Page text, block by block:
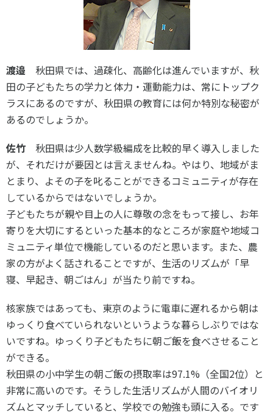
個人情報保護方針
ソーシャルメディア運営方針
自治体との連携
各教育機関との連携
スポーツ振興団体との連携
【動画】スポーツでアクティブなまちづくり
SPORT POLICY INCUBATOR ―スポーツ政策の『卵』 ―
Sport Topics
スポーツ 歴史の検証
スポーツ辞典
SSF BOOKS
渡邉 秋田県では、過疎化、高齢化は進んでいますが、秋
田の子どもたちの学力と体力・運動能力は、常にトップク
ラスにあるのですが、秋田県の教育には何か特別な秘密が
あるのでしょうか。
佐竹 秋田県は少人数学級編成を比較的早く導入しました
が、それだけが要因とは言えませんね。やはり、地域がま
とまり、よその子を叱ることができるコミュニティが存在
しているからではないでしょうか。
子どもたちが親や目上の人に尊敬の念をもって接し、お年
寄りを大切にするといった基本的なところが家庭や地域コ
ミュニティ単位で機能しているのだと思います。また、農
家の方がよく話されることですが、生活のリズムが「早
寝、早起き、朝ごはん」が当たり前ですね。
核家族ではあっても、東京のように電車に遅れるから朝は
ゆっくり食べていられないというような暮らしぶりではな
いですね。ゆっくり子どもたちに朝ご飯を食べさせること
ができる。
秋田県の小中学生の朝ご飯の摂取率は97.1%（全国2位）と
非常に高いのです。そうした生活リズムが人間のバイオリ
ズムとマッチしていると、学校での勉強も頭に入る。です